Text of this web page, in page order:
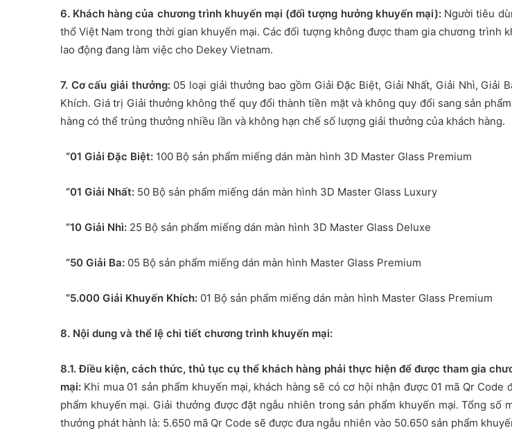
6. Khách hàng của chương trình khuyến mại (đối tượng hưởng khuyến mại): Người tiêu
thổ Việt Nam trong thời gian khuyến mại. Các đối tượng không được tham gia chương trình
lao động đang làm việc cho Dekey Vietnam.
7. Cơ cấu giải thưởng: 05 loại giải thưởng bao gồm Giải Đặc Biệt, Giải Nhất, Giải Nhì, Giải
Khích. Giá trị Giải thưởng không thể quy đổi thành tiền mặt và không quy đổi sang sản
hàng có thể trúng thưởng nhiều lần và không hạn chế số lượng giải thưởng của khách hàng.
“01 Giải Đặc Biệt: 100 Bộ sản phẩm miếng dán màn hình 3D Master Glass Premium
“01 Giải Nhất: 50 Bộ sản phẩm miếng dán màn hình 3D Master Glass Luxury
“10 Giải Nhì: 25 Bộ sản phẩm miếng dán màn hình 3D Master Glass Deluxe
“50 Giải Ba: 05 Bộ sản phẩm miếng dán màn hình Master Glass Premium
“5.000 Giải Khuyến Khích: 01 Bộ sản phẩm miếng dán màn hình Master Glass Premium
8. Nội dung và thể lệ chi tiết chương trình khuyến mại:
8.1. Điều kiện, cách thức, thủ tục cụ thể khách hàng phải thực hiện để được tham gia
mại: Khi mua 01 sản phẩm khuyến mại, khách hàng sẽ có cơ hội nhận được 01 mã Qr Code
phẩm khuyến mại. Giải thưởng được đặt ngẫu nhiên trong sản phẩm khuyến mại. Tổng số
thưởng phát hành là: 5.650 mã Qr Code sẽ được đưa ngẫu nhiên vào 50.650 sản phẩm